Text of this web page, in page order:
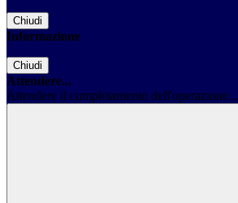
Chiudi
Informazione
Chiudi
Attendere...
Attendere il completamento dell'operazione...